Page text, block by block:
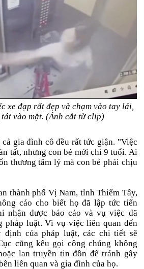
xe đạp rất đẹp và chạm vào tay lái,
vào mặt. (Ảnh cắt từ clip)
gia đình cô đều rất tức giận. "Việc
tất, nhưng con bé mới chỉ 9 tuổi. Ai
thương tâm lý mà con bé phải chịu
thành phố Vị Nam, tỉnh Thiểm Tây,
cáo cho biết họ đã lập tức tiến
nhận được báo cáo và vụ việc đã
pháp luật. Vì vụ việc liên quan đến
định của pháp luật, các chi tiết sẽ
cũng kêu gọi công chúng không
lan truyền tin đồn để tránh gây
liên quan và gia đình của họ.